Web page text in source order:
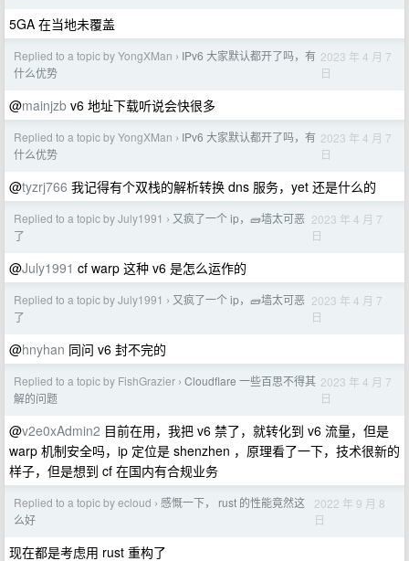
5GA 在当地未覆盖
Replied to a topic by YongXMan › IPv6 大家默认都开了吗，有
什么优势
2023 年 4 月 7
日
@mainjzb v6 地址下载听说会快很多
Replied to a topic by YongXMan › IPv6 大家默认都开了吗，有
什么优势
2023 年 4 月 7
日
@tyzrj766 我记得有个双栈的解析转换 dns 服务，yet 还是什么的
Replied to a topic by July1991 › 又疯了一个 ip，🧱墙太可恶
了
2023 年 4 月 7
日
@July1991 cf warp 这种 v6 是怎么运作的
Replied to a topic by July1991 › 又疯了一个 ip，🧱墙太可恶
了
2023 年 4 月 7
日
@hnyhan 同问 v6 封不完的
Replied to a topic by FishGrazier › Cloudflare 一些百思不得其
解的问题
2023 年 4 月 7
日
@v2e0xAdmin2 目前在用，我把 v6 禁了，就转化到 v6 流量，但是
warp 机制安全吗，ip 定位是 shenzhen ，原理看了一下，技术很新的
样子，但是想到 cf 在国内有合规业务
Replied to a topic by ecloud › 感慨一下， rust 的性能竟然这
么好
2022 年 9 月 8
日
现在都是考虑用 rust 重构了